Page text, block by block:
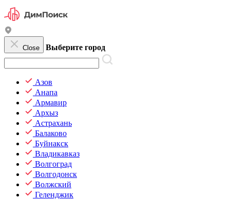
Close Выберите город
Азов
Анапа
Армавир
Архыз
Астрахань
Балаково
Буйнакск
Владикавказ
Волгоград
Волгодонск
Волжский
Геленджик